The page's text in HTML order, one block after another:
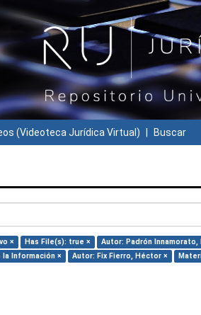
(Videoteca Jurídica Virtual) Buscar
× Has File(s): true ×
Autor: Padrón Innamorato,
Información × Autor: Fix Fierro, Héctor ×